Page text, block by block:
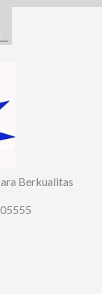
Berkualitas